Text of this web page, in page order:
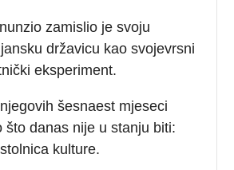
zamislio je svoju
državicu kao svojevrsni
eksperiment.
šesnaest mjeseci
što danas nije u stanju biti:
kulture.